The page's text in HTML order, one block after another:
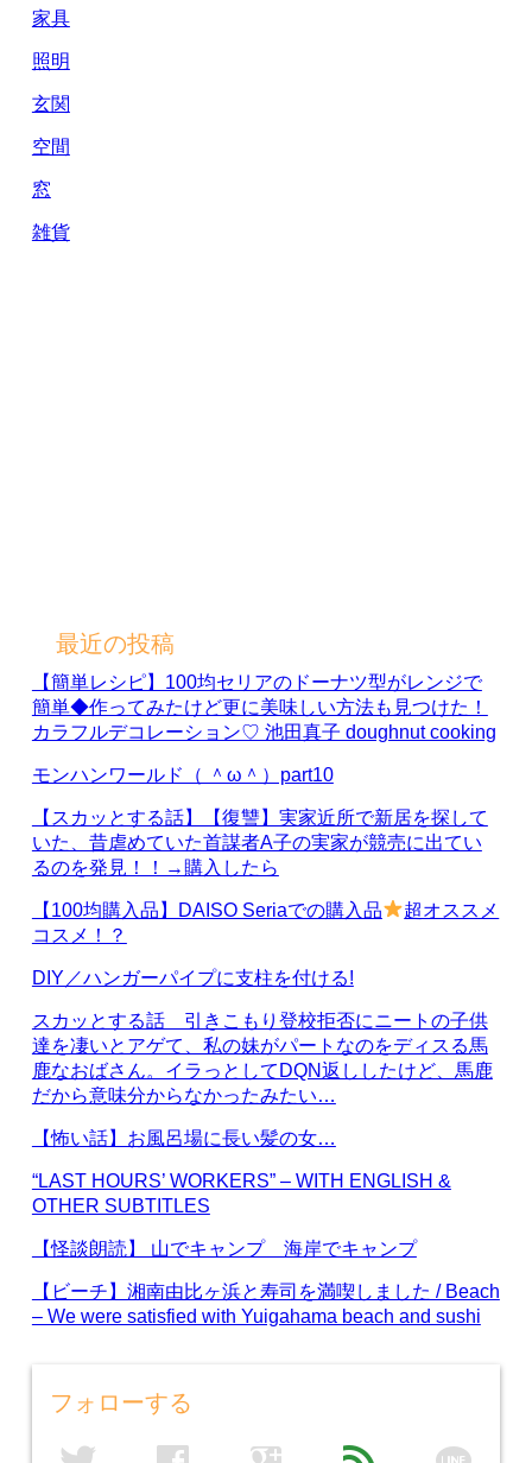
家具
照明
玄関
空間
窓
雑貨
最近の投稿
【簡単レシピ】100均セリアのドーナツ型がレンジで
簡単◆作ってみたけど更に美味しい方法も見つけた！
カラフルデコレーション♡ 池田真子 doughnut cooking
モンハンワールド（ ＾ω＾）part10
【スカッとする話】【復讐】実家近所で新居を探して
いた、昔虐めていた首謀者A子の実家が競売に出てい
るのを発見！！→購入したら
【100均購入品】DAISO Seriaでの購入品
超オススメ
コスメ！？
DIY／ハンガーパイプに支柱を付ける!
スカッとする話 引きこもり登校拒否にニートの子供
達を凄いとアゲて、私の妹がパートなのをディスる馬
鹿なおばさん。イラっとしてDQN返ししたけど、馬鹿
だから意味分からなかったみたい…
【怖い話】お風呂場に長い髪の女…
“LAST HOURS’ WORKERS” – WITH ENGLISH &
OTHER SUBTITLES
【怪談朗読】 山でキャンプ 海岸でキャンプ
【ビーチ】湘南由比ヶ浜と寿司を満喫しました / Beach
– We were satisfied with Yuigahama beach and sushi
フォローする